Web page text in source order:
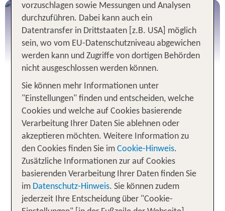
TUI Rundreisen - mit Bus oder
Mietwagen
Entdecke die Welt auf besondere Weise: Mit
unserensorgfältig geplanten Busrundreisen
erlebst du faszinierende Länder –komfortabel,
sicher und bestens organisiert. Oder gestalte
vorzuschlagen sowie Messungen und Analysen
durchzuführen. Dabei kann auch ein
Datentransfer in Drittstaaten [z.B. USA] möglich
sein, wo vom EU-Datenschutzniveau abgewichen
werden kann und Zugriffe von dortigen Behörden
nicht ausgeschlossen werden können.
Sie können mehr Informationen unter
"Einstellungen" finden und entscheiden, welche
Cookies und welche auf Cookies basierende
Verarbeitung Ihrer Daten Sie ablehnen oder
akzeptieren möchten. Weitere Information zu
den Cookies finden Sie im Cookie-Hinweis.
Zusätzliche Informationen zur auf Cookies
basierenden Verarbeitung Ihrer Daten finden Sie
im Datenschutz-Hinweis. Sie können zudem
jederzeit Ihre Entscheidung über "Cookie-